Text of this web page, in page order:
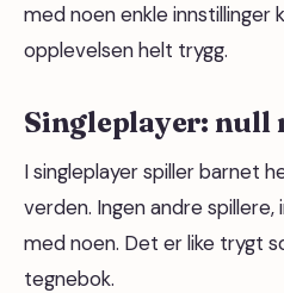
med noen enkle innstillinger
opplevelsen helt trygg.
Singleplayer: null
I singleplayer spiller barnet
verden. Ingen andre
med noen. Det er like trygt
tegnebok.